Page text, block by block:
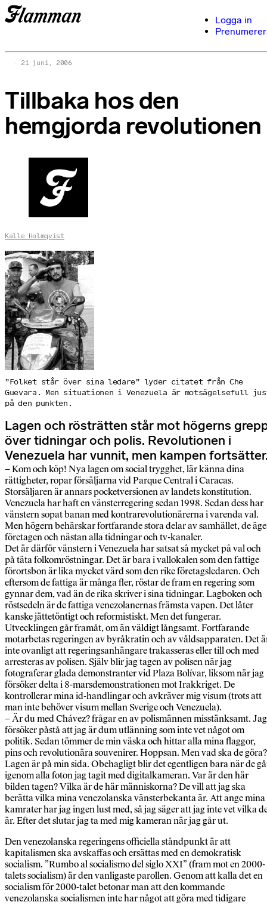
Logga in
21 juni, 2006
Tillbaka hos den
hemgjorda revolutionen
Kalle Holmqvist
”Folket står över sina ledare” lyder citatet från Che
Guevara. Men situationen i Venezuela är motsägelsefull
på den punkten.
Lagen och rösträtten står mot högerns
över tidningar och polis. Revolutionen i
Venezuela har vunnit, men kampen
– Kom och köp! Nya lagen om social trygghet, lär känna dina
rättigheter, ropar försäljarna vid Parque Central i Caracas.
Storsäljaren är annars pocketversionen av landets konstitution.
Venezuela har haft en vänsterregering sedan 1998. Sedan dess har
vänstern sopat banan med kontrarevolutionärerna i varenda val.
Men högern behärskar fortfarande stora delar av samhället, de
företagen och nästan alla tidningar och tv-kanaler.
Det är därför vänstern i Venezuela har satsat så mycket på val och
på täta folkomröstningar. Det är bara i vallokalen som den fattige
förortsbon är lika mycket värd som den rike företagsledaren. Och
eftersom de fattiga är många fler, röstar de fram en regering som
gynnar dem, vad än de rika skriver i sina tidningar. Lagboken och
röstsedeln är de fattiga venezolanernas främsta vapen. Det låter
kanske jättetöntigt och reformistiskt. Men det fungerar.
Utvecklingen går framåt, om än väldigt långsamt. Fortfarande
motarbetas regeringen av byråkratin och av våldsapparaten. Det
inte ovanligt att regeringsanhängare trakasseras eller till och med
arresteras av polisen. Själv blir jag tagen av polisen när jag
fotograferar glada demonstranter vid Plaza Bolívar, liksom när jag
försöker delta i 8-marsdemonstrationen mot Irakkriget. De
kontrollerar mina id-handlingar och avkräver mig visum (trots att
man inte behöver visum mellan Sverige och Venezuela).
– Är du med Chávez? frågar en av polismännen misstänksamt. Jag
försöker påstå att jag är dum utlänning som inte vet något om
politik. Sedan tömmer de min väska och hittar alla mina flaggor,
pins och revolutionära souvenirer. Hoppsan. Men vad ska de göra?
Lagen är på min sida. Obehagligt blir det egentligen bara när de
igenom alla foton jag tagit med digitalkameran. Var är den här
bilden tagen? Vilka är de här människorna? De vill att jag ska
berätta vilka mina venezolanska vänsterbekanta är. Att ange mina
kamrater har jag ingen lust med, så jag säger att jag inte vet vilka
är. Efter det slutar jag ta med mig kameran när jag går ut.
Den venezolanska regeringens officiella ståndpunkt är att
kapitalismen ska avskaffas och ersättas med en demokratisk
socialism. ”Rumbo al socialismo del siglo XXI” (fram mot en 2000-
talets socialism) är den vanligaste parollen. Genom att kalla det en
socialism för 2000-talet betonar man att den kommande
venezolanska socialismen inte har något att göra med tidigare